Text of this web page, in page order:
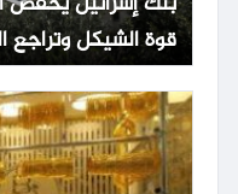
قوة الشيكل وتراجع